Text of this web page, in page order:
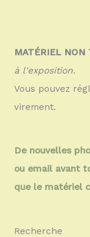
MATÉRIEL NON
à l'exposition.
Vous pouvez
virement.
De nouvelles
ou email avant
que le matériel
Recherche